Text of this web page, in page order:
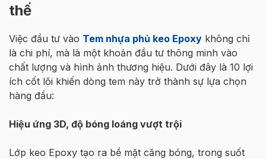
thế
Việc đầu tư vào Tem nhựa phủ keo Epoxy không chỉ
là chi phí, mà là một khoản đầu tư thông minh vào
chất lượng và hình ảnh thương hiệu. Dưới đây là 10 lợi
ích cốt lõi khiến dòng tem này trở thành sự lựa chọn
hàng đầu:
Hiệu ứng 3D, độ bóng loáng vượt trội
Lớp keo Epoxy tạo ra bề mặt căng bóng, trong suốt